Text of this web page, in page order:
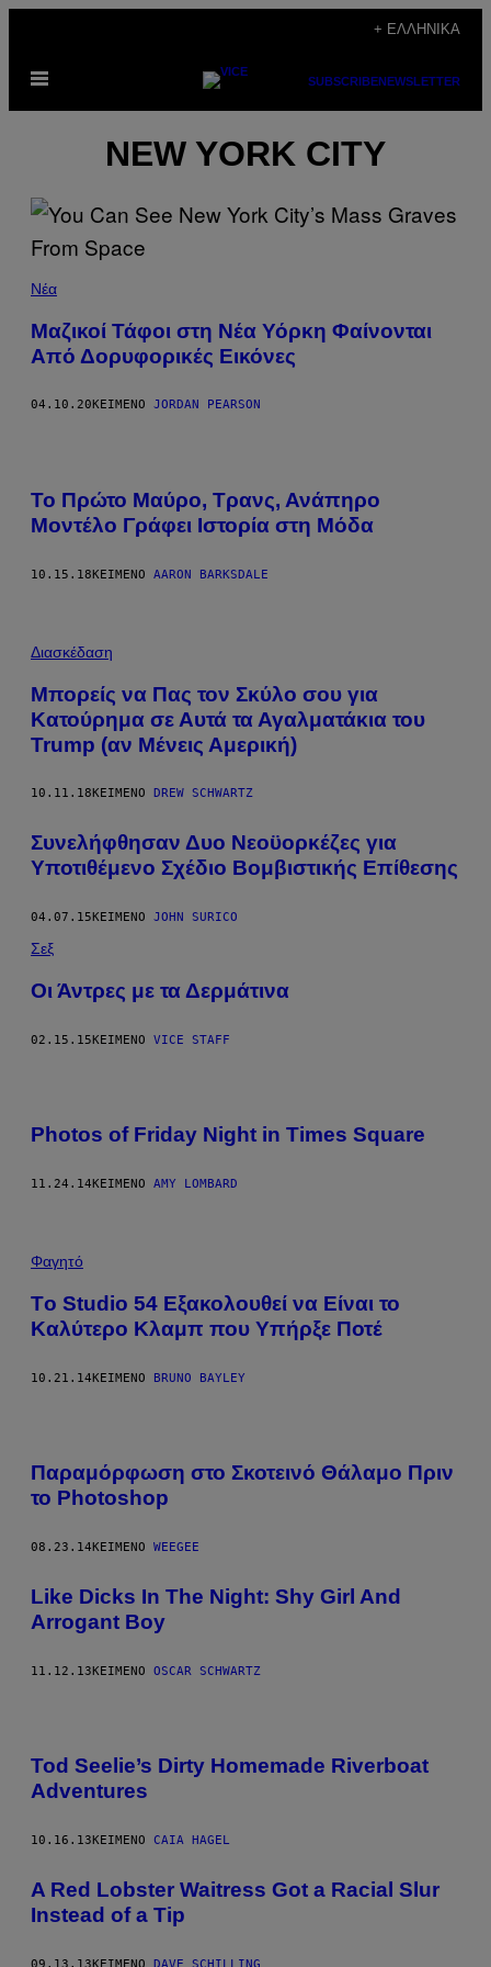
περιεχόμενο
+ ΕΛΛΗΝΙΚΆ
Ανοίξτε
μενού
SUBSCRIBENEWSLETTER
NEW YORK CITY
Νέα
Μαζικοί Τάφοι στη Νέα Υόρκη Φαίνονται
Από Δορυφορικές Εικόνες
04.10.20 ΚΕΊΜΕΝΟ JORDAN PEARSON
Το Πρώτο Μαύρο, Τρανς, Ανάπηρο
Μοντέλο Γράφει Ιστορία στη Μόδα
10.15.18ΚΕΊΜΕΝΟ AARON BARKSDALE
Διασκέδαση
Μπορείς να Πας τον Σκύλο σου για
Κατούρημα σε Αυτά τα Αγαλματάκια του
Trump (αν Μένεις Αμερική)
10.11.18 ΚΕΊΜΕΝΟ DREW SCHWARTZ
Συνελήφθησαν Δυο Νεοϋορκέζες για
Υποτιθέμενο Σχέδιο Βομβιστικής Επίθεσης
04.07.15ΚΕΊΜΕΝΟ JOHN SURICO
Σεξ
Οι Άντρες με τα Δερμάτινα
02.15.15ΚΕΊΜΕΝΟ VICE STAFF
Photos of Friday Night in Times Square
11.24.14 ΚΕΊΜΕΝΟ AMY LOMBARD
Φαγητό
Tο Studio 54 Εξακολουθεί να Είναι το
Καλύτερο Κλαμπ που Υπήρξε Ποτέ
10.21.14ΚΕΊΜΕΝΟ BRUNO BAYLEY
Παραμόρφωση στο Σκοτεινό Θάλαμο Πριν
το Photoshop
08.23.14 ΚΕΊΜΕΝΟ WEEGEE
Like Dicks In The Night: Shy Girl And
Arrogant Boy
11.12.13ΚΕΊΜΕΝΟ OSCAR SCHWARTZ
Tod Seelie’s Dirty Homemade Riverboat
Adventures
10.16.13 ΚΕΊΜΕΝΟ CAIA HAGEL
A Red Lobster Waitress Got a Racial Slur
Instead of a Tip
09.13.13ΚΕΊΜΕΝΟ DAVE SCHILLING